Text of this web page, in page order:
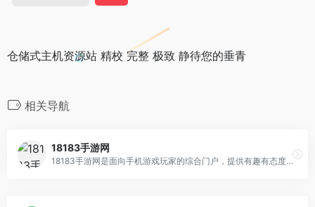
仓储式主机资源站 精校 完整 极致 静待您的垂青
相关导航
18183手游网
18183手游网是面向手机游戏玩家的综合门户，提供有趣有态度的最新手游内容。